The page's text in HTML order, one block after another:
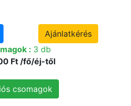
Ajánlatkérés
: 3 db
Ft /fő/éj-től
csomagok